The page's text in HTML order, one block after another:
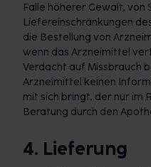
Falle höherer Gewalt, von
Liefereinschränkungen
die Bestellung von
wenn das Arzneimittel
Verdacht auf Missbrauch
Arzneimittel keinen
mit sich bringt, der nur im
Beratung durch den
4. Lieferung